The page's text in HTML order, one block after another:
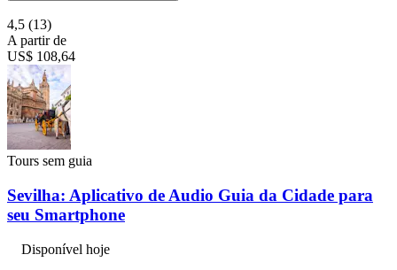
4,5 (13)
A partir de
US$ 108,64
Tours sem guia
Sevilha: Aplicativo de Audio Guia da Cidade para
seu Smartphone
Disponível hoje